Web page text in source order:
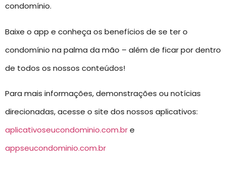
condomínio.
Baixe o app e conheça os benefícios de se ter o
condomínio na palma da mão – além de ficar por dentro
de todos os nossos conteúdos!
Para mais informações, demonstrações ou notícias
direcionadas, acesse o site dos nossos aplicativos:
aplicativoseucondominio.com.bre
appseucondominio.com.br